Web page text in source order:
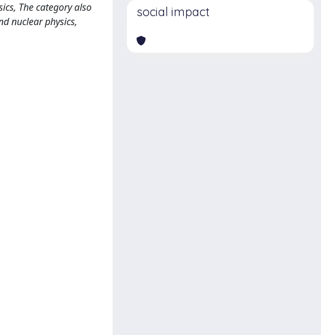
The category also
nuclear physics,
social impact